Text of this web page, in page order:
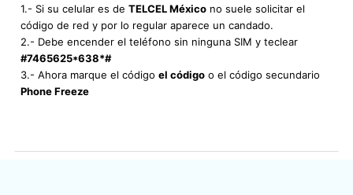
1.- Si su celular es de TELCEL México no suele solicitar el
código de red y por lo regular aparece un candado.
2.- Debe encender el teléfono sin ninguna SIM y teclear
#7465625*638*#
3.- Ahora marque el código el código o el código secundario
Phone Freeze